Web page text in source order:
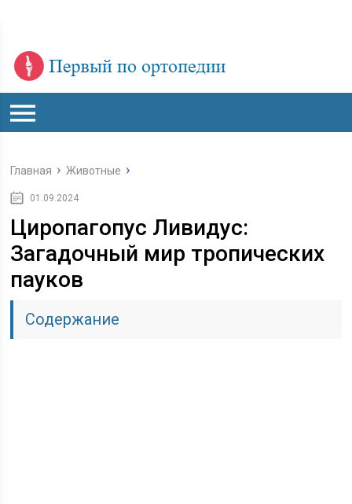
Главная Животные
01.09.2024
Циропагопус Ливидус:
Загадочный мир тропических
пауков
Содержание